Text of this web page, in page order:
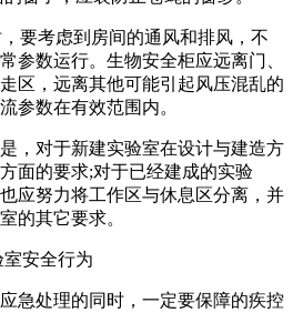
考虑到房间的通风和排风，不
参数运行。生物安全柜应远离门、
区，远离其他可能引起风压混乱的
参数在有效范围内。
对于新建实验室在设计与建造方
面的要求;对于已经建成的实验
应努力将工作区与休息区分离，并
的其它要求。
安全行为
处理的同时，一定要保障的疾控